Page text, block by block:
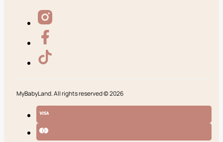
MyBabyLand. All rights reserved © 2026